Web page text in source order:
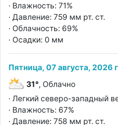
· Влажность: 71%
· Давление: 759 мм рт. ст.
· Облачность: 69%
· Осадки: 0 мм
Пятница, 07 августа, 2026
31°, Облачно
· Легкий северо-западный
· Влажность: 67%
· Давление: 758 мм рт. ст.